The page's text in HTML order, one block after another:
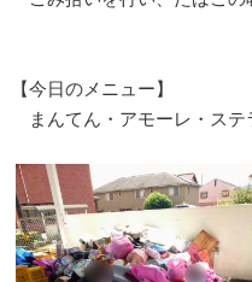
【今日のメニュー】
まんてん・アモーレ・ステ